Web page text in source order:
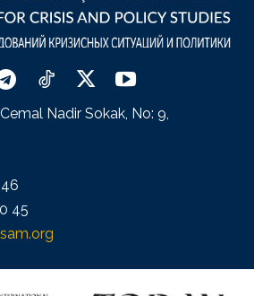
Nadir Sokak, No: 9,
45